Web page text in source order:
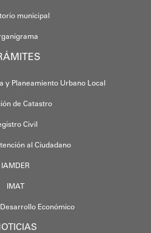
municipal
y Planeamiento Urbano Local
de Catastro
Civil
al Ciudadano
IAMDER
IMAT
Económico